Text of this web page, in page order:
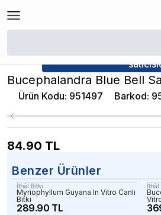
/
Bucephalandra Blue Bell
Ürün Kodu: 951497 Barkod:
84.90 TL
Benzer Ürünler
İthâl Bitki
Myriophyllum Guyana In Vitro Canlı
Bitki
289.90 TL
İthâl